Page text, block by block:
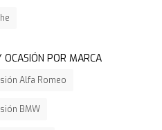
OCASIÓN POR MARCA
Alfa Romeo
BMW